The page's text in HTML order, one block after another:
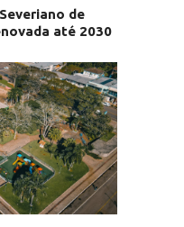
de
até 2030